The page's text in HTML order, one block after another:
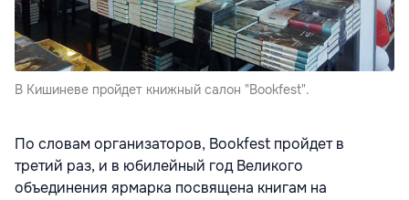
В Кишиневе пройдет книжный салон "Bookfest".
По словам организаторов, Bookfest пройдет в
третий раз, и в юбилейный год Великого
объединения ярмарка посвящена книгам на